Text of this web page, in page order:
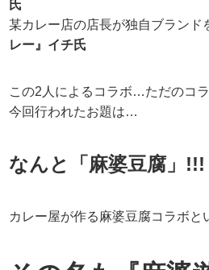
氏
某カレー店の店長が独自ブランド
レー』イチ氏
この2人によるコラボ…ただのコラ
今回行われたお題は…
なんと「麻婆豆腐」!!!
カレー屋が作る麻婆豆腐コラボと